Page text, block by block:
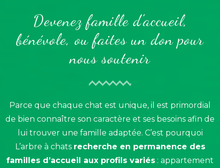
Devenez famille d'accueil,
bénévole, ou faites un don pour
nous soutenir
Parce que chaque chat est unique, il est primordial
de bien connaître son caractère et ses besoins afin de
lui trouver une famille adaptée. C’est pourquoi
L’arbre à chats recherche en permanence des
familles d’accueil aux profils variés : appartement